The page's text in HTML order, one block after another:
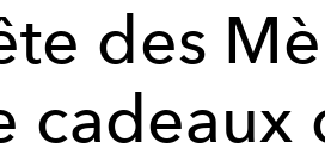
des
cadeaux